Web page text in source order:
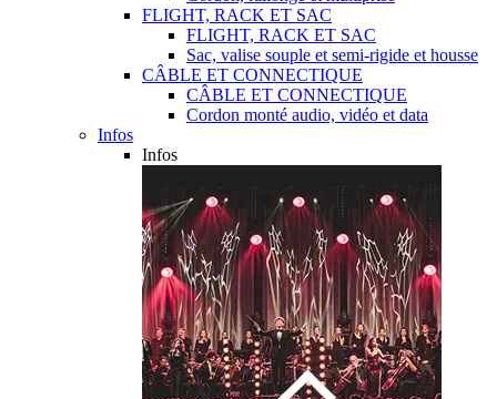
FLIGHT, RACK ET SAC
FLIGHT, RACK ET SAC
Sac, valise souple et semi-rigide et housse
CÂBLE ET CONNECTIQUE
CÂBLE ET CONNECTIQUE
Cordon monté audio, vidéo et data
Infos
Infos